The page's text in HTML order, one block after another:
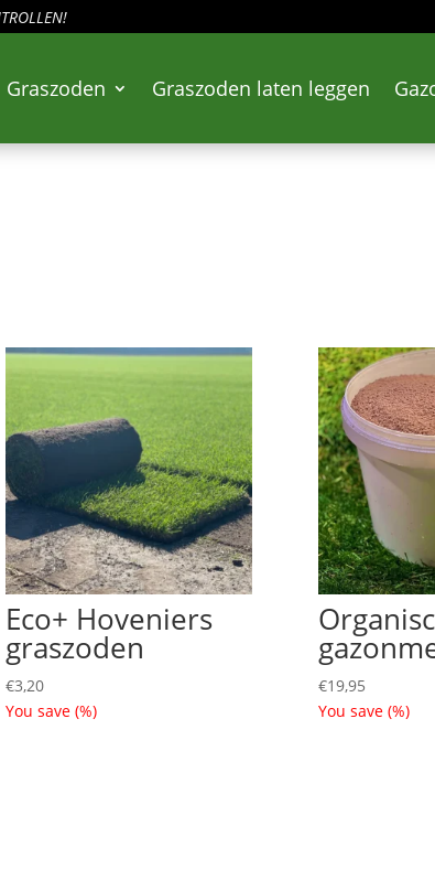
Graszoden Graszoden laten leggen
Eco+ Hoveniers
graszoden
€3,20
You save (%)
€19,95
You save (%)